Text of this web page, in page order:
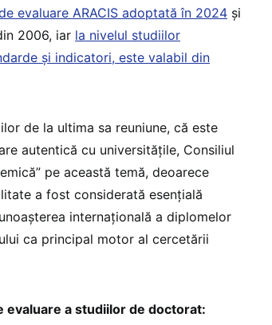
evaluare ARACIS adoptată în 2024 și
2006, iar la nivelul studiilor
și indicatori, este valabil din
de la ultima sa reuniune, că este
autentică cu universitățile, Consiliul
pe această temă, deoarece
a fost considerată esențială
internațională a diplomelor
ca principal motor al cercetării
a studiilor de doctorat: